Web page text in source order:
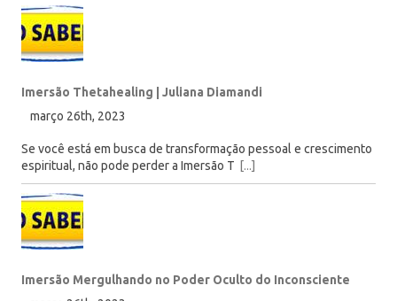
Imersão Thetahealing | Juliana Diamandi
março 26th, 2023
Se você está em busca de transformação pessoal e crescimento
espiritual, não pode perder a Imersão T [...]
Imersão Mergulhando no Poder Oculto do Inconsciente